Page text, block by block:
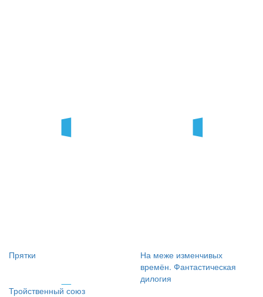
Прятки
На меже изменчивых
времён. Фантастическая
дилогия
Тройственный союз